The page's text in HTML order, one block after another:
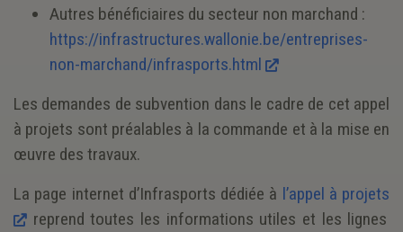
Autres bénéficiaires du secteur non marchand :
https://infrastructures.wallonie.be/entreprises-
non-marchand/infrasports.html
Les demandes de subvention dans le cadre de cet appel
à projets sont préalables à la commande et à la mise en
œuvre des travaux.
La page internet d’Infrasports dédiée à l’appel à projets
reprend toutes les informations utiles et les lignes